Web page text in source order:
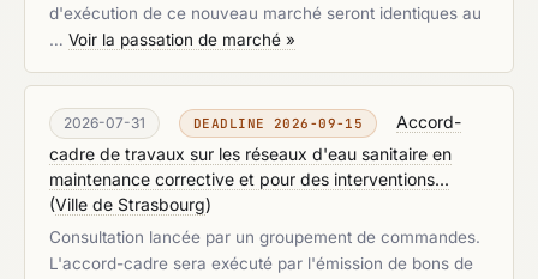
d'exécution de ce nouveau marché seront identiques au
… Voir la passation de marché »
2026-07-31 DEADLINE 2026-09-15
Accord-
cadre de travaux sur les réseaux d'eau sanitaire en
maintenance corrective et pour des interventions...
(Ville de Strasbourg)
Consultation lancée par un groupement de commandes.
L'accord-cadre sera exécuté par l'émission de bons de